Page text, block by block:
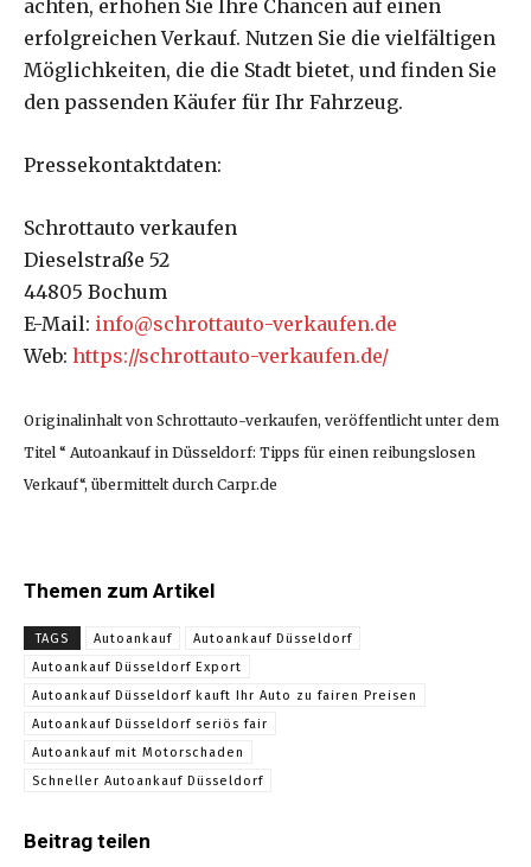
achten, erhöhen Sie Ihre Chancen auf einen
erfolgreichen Verkauf. Nutzen Sie die vielfältigen
Möglichkeiten, die die Stadt bietet, und finden Sie
den passenden Käufer für Ihr Fahrzeug.
Pressekontaktdaten:
Schrottauto verkaufen
Dieselstraße 52
44805 Bochum
E-Mail: info@schrottauto-verkaufen.de
Web: https://schrottauto-verkaufen.de/
Originalinhalt von Schrottauto-verkaufen, veröffentlicht unter dem
Titel “ Autoankauf in Düsseldorf: Tipps für einen reibungslosen
Verkauf“, übermittelt durch Carpr.de
Themen zum Artikel
TAGS Autoankauf
Autoankauf Düsseldorf
Autoankauf Düsseldorf Export
Autoankauf Düsseldorf kauft Ihr Auto zu fairen Preisen
Autoankauf Düsseldorf seriös fair
Autoankauf mit Motorschaden
Schneller Autoankauf Düsseldorf
Beitrag teilen